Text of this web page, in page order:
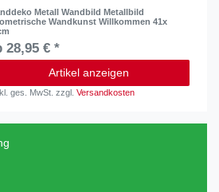
Metall Wandbild Metallbild
Wandkunst Willkommen 41x
28,95 € *
Artikel anzeigen
ges. MwSt. zzgl.Versandkosten